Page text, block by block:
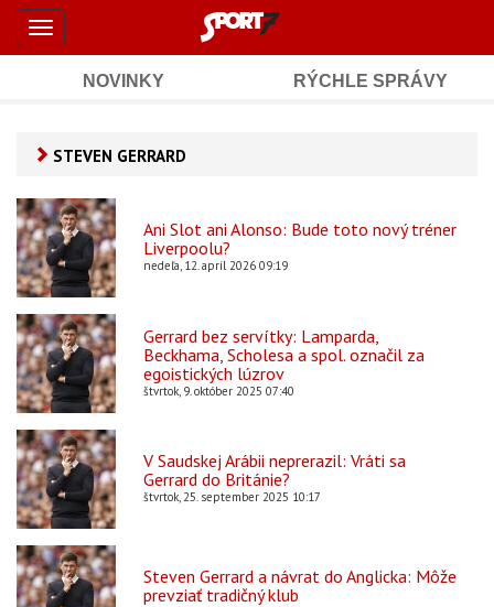
Šport7.sk
-
spravodajstvo
a
výsledky
Skočiť
hlavný
Toggle
navigation
Sub
Navigation
NOVINKY RÝCHLE SPRÁVY
Main
Content
STEVEN GERRARD
Ani Slot ani Alonso: Bude toto nový tréner
Liverpoolu?
nedeľa, 12. apríl 2026 09:19
Gerrard bez servítky: Lamparda,
Beckhama, Scholesa a spol. označil za
egoistických lúzrov
štvrtok, 9. október 2025 07:40
V Saudskej Arábii neprerazil: Vráti sa
Gerrard do Británie?
štvrtok, 25. september 2025 10:17
Steven Gerrard a návrat do Anglicka: Môže
prevziať tradičný klub